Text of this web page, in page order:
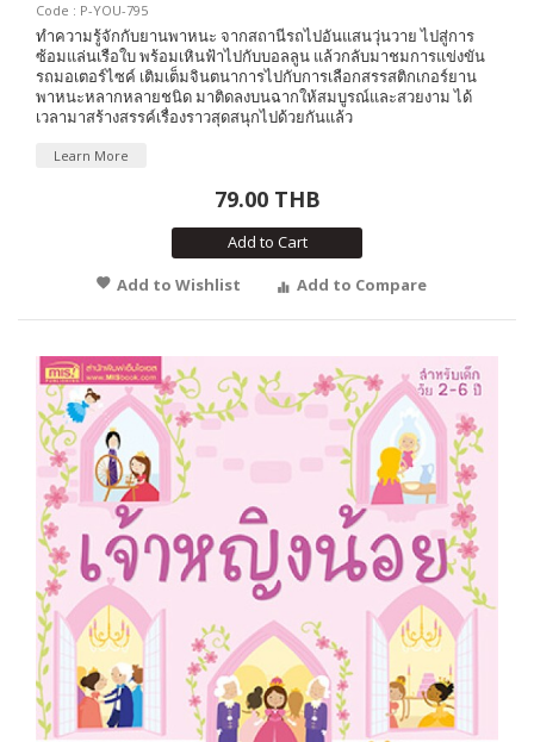
Code : P-YOU-795
ทำความรู้จักกับยานพาหนะ จากสถานีรถไปอันแสนวุ่นวาย ไปสู่การ
ซ้อมแล่นเรือใบ พร้อมเหินฟ้าไปกับบอลลูน แล้วกลับมาชมการแข่งขัน
รถมอเตอร์ไซค์ เติมเต็มจินตนาการไปกับการเลือกสรรสติกเกอร์ยาน
พาหนะหลากหลายชนิด มาติดลงบนฉากให้สมบูรณ์และสวยงาม ได้
เวลามาสร้างสรรค์เรื่องราวสุดสนุกไปด้วยกันแล้ว
Learn More
79.00 THB
Add to Cart
Add to Wishlist
Add to Compare